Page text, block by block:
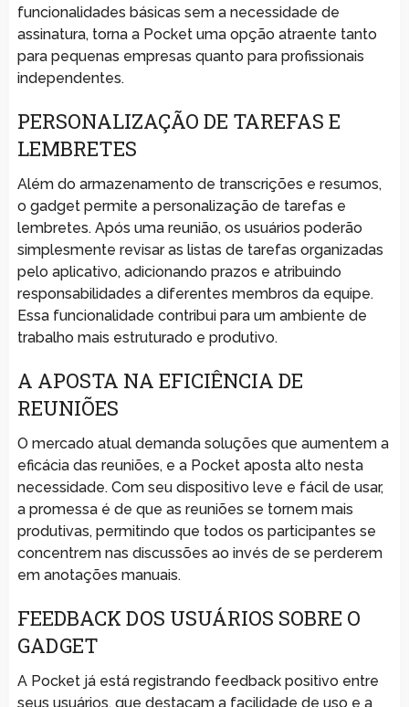
funcionalidades básicas sem a necessidade de
assinatura, torna a Pocket uma opção atraente tanto
para pequenas empresas quanto para profissionais
independentes.
PERSONALIZAÇÃO DE TAREFAS E
LEMBRETES
Além do armazenamento de transcrições e resumos,
o gadget permite a personalização de tarefas e
lembretes. Após uma reunião, os usuários poderão
simplesmente revisar as listas de tarefas organizadas
pelo aplicativo, adicionando prazos e atribuindo
responsabilidades a diferentes membros da equipe.
Essa funcionalidade contribui para um ambiente de
trabalho mais estruturado e produtivo.
A APOSTA NA EFICIÊNCIA DE
REUNIÕES
O mercado atual demanda soluções que aumentem a
eficácia das reuniões, e a Pocket aposta alto nesta
necessidade. Com seu dispositivo leve e fácil de usar,
a promessa é de que as reuniões se tornem mais
produtivas, permitindo que todos os participantes se
concentrem nas discussões ao invés de se perderem
em anotações manuais.
FEEDBACK DOS USUÁRIOS SOBRE O
GADGET
A Pocket já está registrando feedback positivo entre
seus usuários, que destacam a facilidade de uso e a